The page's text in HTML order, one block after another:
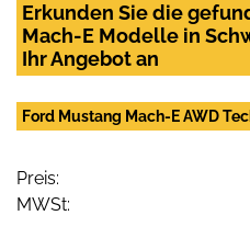
Erkunden Sie die
Mach-E Modelle in
Ihr Angebot an
Ford Mustang Mach-E AWD
Preis:
MWSt: